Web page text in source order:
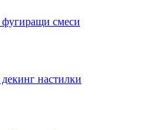
фугиращи смеси
настилки